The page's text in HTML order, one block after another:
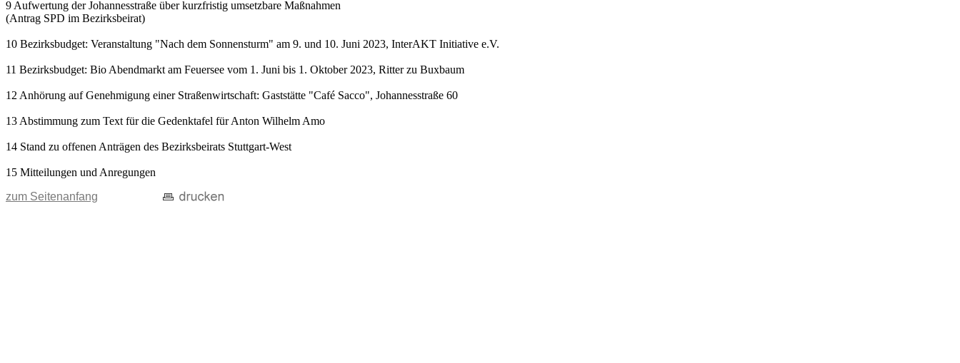
9 Aufwertung der Johannesstraße über kurzfristig umsetzbare Maßnahmen
(Antrag SPD im Bezirksbeirat)
10 Bezirksbudget: Veranstaltung "Nach dem Sonnensturm" am 9. und 10. Juni 2023, InterAKT Initiative e.V.
11 Bezirksbudget: Bio Abendmarkt am Feuersee vom 1. Juni bis 1. Oktober 2023, Ritter zu Buxbaum
12 Anhörung auf Genehmigung einer Straßenwirtschaft: Gaststätte "Café Sacco", Johannesstraße 60
13 Abstimmung zum Text für die Gedenktafel für Anton Wilhelm Amo
14 Stand zu offenen Anträgen des Bezirksbeirats Stuttgart-West
15 Mitteilungen und Anregungen
zum Seitenanfang